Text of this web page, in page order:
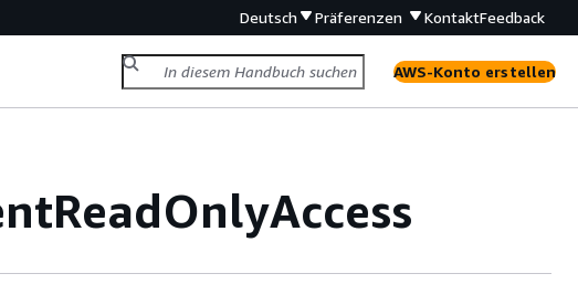
Deutsch Präferenzen KontaktFeedback
AWS-Konto erstellen